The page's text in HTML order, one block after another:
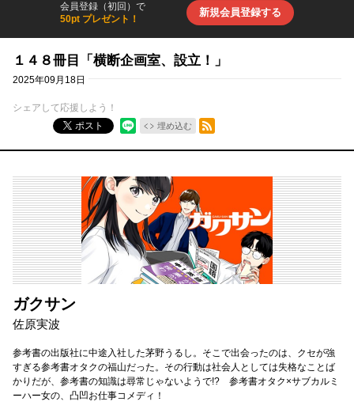
会員登録（初回）で
50pt プレゼント！
新規会員登録する
１４８冊目「横断企画室、設立！」
2025年09月18日
シェアして応援しよう！
ポスト
埋め込む
RSSフィード
ガクサン
佐原実波
参考書の出版社に中途入社した茅野うるし。そこで出会ったのは、クセが強
すぎる参考書オタクの福山だった。その行動は社会人としては失格なことば
かりだが、参考書の知識は尋常じゃないようで!? 参考書オタク×サブカルミ
ーハー女の、凸凹お仕事コメディ！